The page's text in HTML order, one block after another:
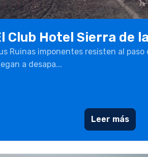
Club Hotel Sierra de
Ruinas imponentes resisten al paso
a desapa...
Leer más